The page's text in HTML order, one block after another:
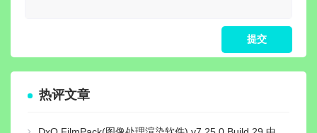
热评文章